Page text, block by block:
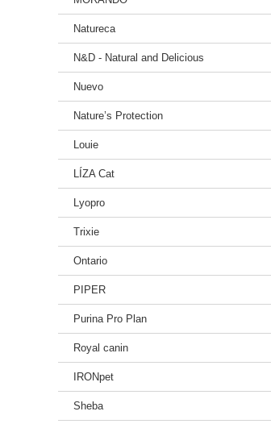
Natureca
N&D - Natural and Delicious
Nuevo
Nature’s Protection
Louie
LÍZA Cat
Lyopro
Trixie
Ontario
PIPER
Purina Pro Plan
Royal canin
IRONpet
Sheba